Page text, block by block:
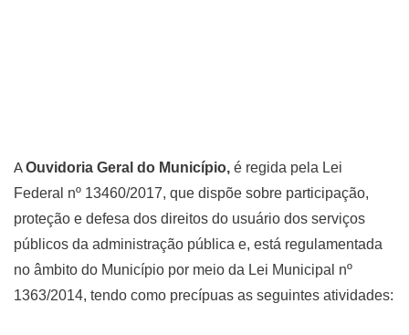
AOuvidoria Geral do Município, é regida pela Lei
Federal nº 13460/2017, que dispõe sobre participação,
proteção e defesa dos direitos do usuário dos serviços
públicos da administração pública e, está regulamentada
no âmbito do Município por meio da Lei Municipal nº
1363/2014, tendo como precípuas as seguintes atividades: